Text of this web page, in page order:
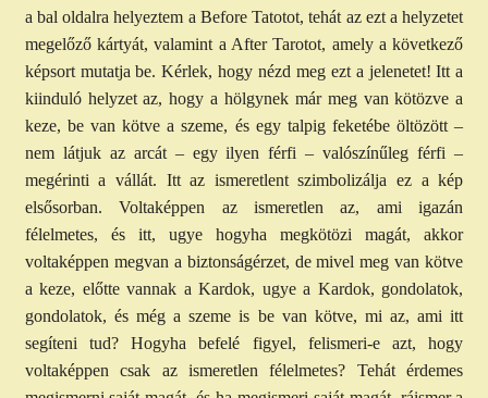
a bal oldalra helyeztem a Before Tatotot, tehát az ezt a helyzetet
megelőző kártyát, valamint a After Tarotot, amely a következő
képsort mutatja be. Kérlek, hogy nézd meg ezt a jelenetet! Itt a
kiinduló helyzet az, hogy a hölgynek már meg van kötözve a
keze, be van kötve a szeme, és egy talpig feketébe öltözött –
nem látjuk az arcát – egy ilyen férfi – valószínűleg férfi –
megérinti a vállát. Itt az ismeretlent szimbolizálja ez a kép
elsősorban. Voltaképpen az ismeretlen az, ami igazán
félelmetes, és itt, ugye hogyha megkötözi magát, akkor
voltaképpen megvan a biztonságérzet, de mivel meg van kötve
a keze, előtte vannak a Kardok, ugye a Kardok, gondolatok,
gondolatok, és még a szeme is be van kötve, mi az, ami itt
segíteni tud? Hogyha befelé figyel, felismeri-e azt, hogy
voltaképpen csak az ismeretlen félelmetes? Tehát érdemes